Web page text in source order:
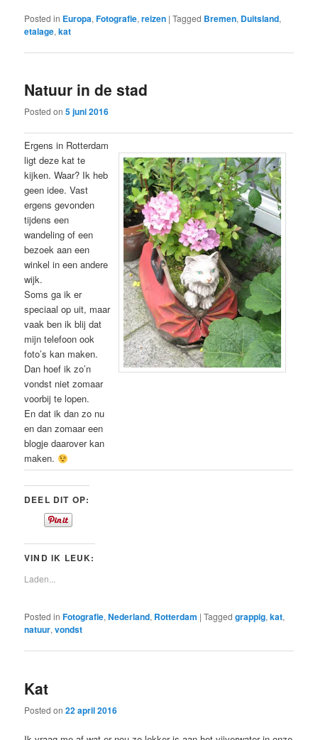
Posted in Europa,Fotografie,reizen |Tagged Bremen, Duitsland,
etalage,kat
Natuur in de stad
Posted on5 juni 2016
Ergens in Rotterdam
ligt deze kat te
kijken. Waar? Ik heb
geen idee. Vast
ergens gevonden
tijdens een
wandeling of een
bezoek aan een
winkel in een andere
wijk.
Soms ga ik er
speciaal op uit, maar
vaak ben ik blij dat
mijn telefoon ook
foto’s kan maken.
Dan hoef ik zo’n
vondst niet zomaar
voorbij te lopen.
En dat ik dan zo nu
en dan zomaar een
blogje daarover kan
maken.
DEEL DIT OP:
VIND IK LEUK:
Laden...
Posted in Fotografie,Nederland, Rotterdam |Tagged grappig,kat,
natuur,vondst
Kat
Posted on22 april 2016